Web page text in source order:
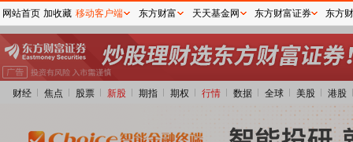
财经 焦点 股票 新股 期指 期权 行情 数据 全球 美股 港股
网站首页 加收藏 移动客户端 东方财富 天天基金网 东方财富证券 东方